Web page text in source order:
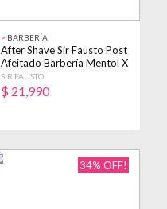
> BARBERÍA
After Shave Sir Fausto Post
Afeitado Barbería Mentol X
250ml
SIR FAUSTO
$ 21,990
34% OFF!